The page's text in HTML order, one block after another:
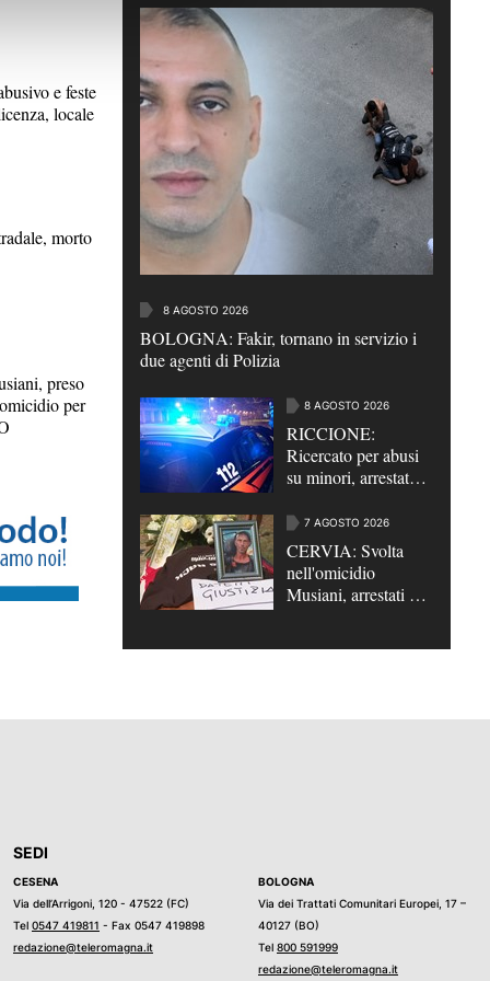
e feste
locale
morto
preso
per
8 AGOSTO 2026
BOLOGNA: Fakir, tornano in servizio i
due agenti di Polizia
8 AGOSTO 2026
RICCIONE:
Ricercato per abusi
su minori, arrestato
7 AGOSTO 2026
CERVIA: Svolta
nell'omicidio
Musiani, arrestati 4
SEDI
CESENA
Via dell’Arrigoni, 120 - 47522 (FC)
Tel 0547 419811 - Fax 0547 419898
redazione@teleromagna.it
BOLOGNA
Via dei Trattati Comunitari Europei, 17 –
40127 (BO)
Tel 800 591999
redazione@teleromagna.it